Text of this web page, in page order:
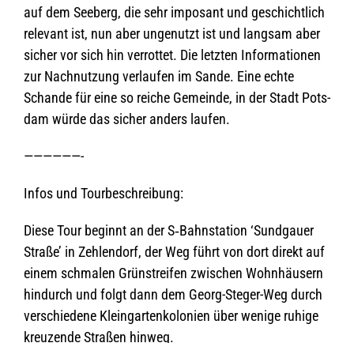
auf dem See­berg, die sehr impo­sant und geschicht­lich
rele­vant ist, nun aber unge­nutzt ist und lang­sam aber
sicher vor sich hin ver­rot­tet. Die letz­ten Infor­ma­tio­nen
zur Nach­nut­zung ver­lau­fen im Sande. Eine echte
Schande für eine so rei­che Gemeinde, in der Stadt Pots­
dam würde das sicher anders laufen.
——————-
Infos und Tourbeschreibung:
Diese Tour beginnt an der S‑Bahnstation ‘Sund­gauer
Straße’ in Zehlen­dorf, der Weg führt von dort direkt auf
einem schma­len Grün­strei­fen zwi­schen Wohn­häu­sern
hin­durch und folgt dann dem Georg-Ste­ger-Weg durch
ver­schie­dene Klein­gar­ten­ko­lo­nien über wenige ruhige
kreu­zende Stra­ßen hinweg.